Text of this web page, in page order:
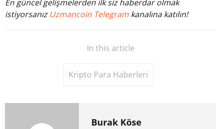
En güncel gelişmelerden ilk siz haberdar olmak
istiyorsanız Uzmancoin Telegram kanalına katılın!
In this article
Kripto Para Haberleri
Burak Köse